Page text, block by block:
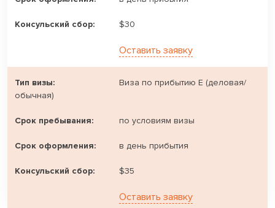
$30
Оставить заявку
Виза по прибытию E (деловая/
обычная)
по условиям визы
в день прибытия
$35
Оставить заявку